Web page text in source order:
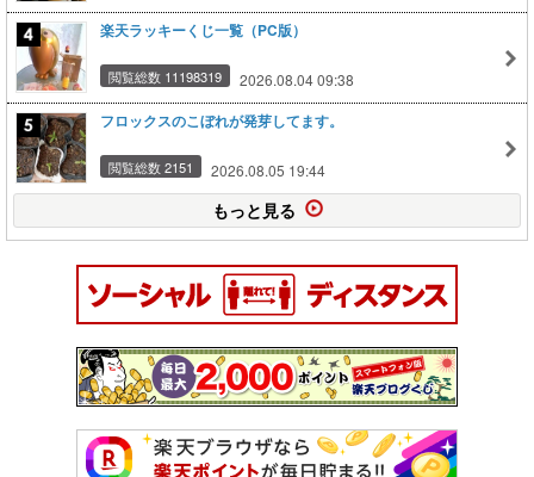
楽天ラッキーくじ一覧（PC版）
閲覧総数 11198319 2026.08.04 09:38
フロックスのこぼれが発芽してます。
閲覧総数 2151 2026.08.05 19:44
もっと見る